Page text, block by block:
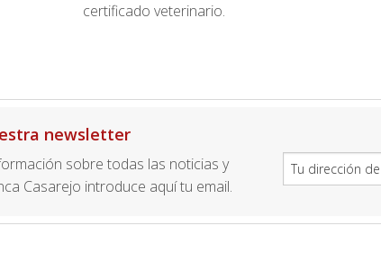
certificado veterinario.
newsletter
sobre todas las noticias y
Casarejo introduce aquí tu email.